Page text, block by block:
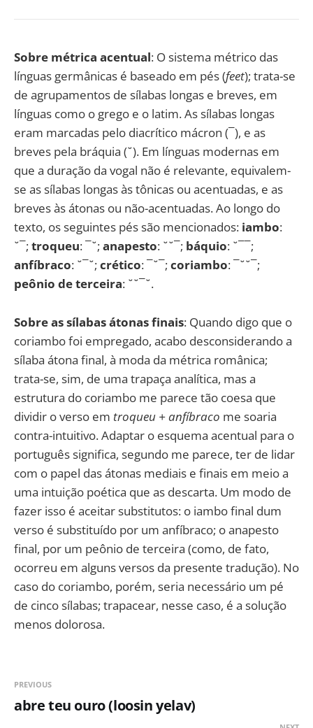
Sobre métrica acentual: O sistema métrico das
línguas germânicas é baseado em pés (feet); trata-se
de agrupamentos de sílabas longas e breves, em
línguas como o grego e o latim. As sílabas longas
eram marcadas pelo diacrítico mácron (¯), e as
breves pela bráquia (˘). Em línguas modernas em
que a duração da vogal não é relevante, equivalem-
se as sílabas longas às tônicas ou acentuadas, e as
breves às átonas ou não-acentuadas. Ao longo do
texto, os seguintes pés são mencionados: iambo:
˘¯; troqueu: ¯˘; anapesto: ˘˘¯; báquio: ˘¯¯;
anfíbraco: ˘¯˘; crético: ¯˘¯; coriambo: ¯˘˘¯;
peônio de terceira: ˘˘¯˘.
Sobre as sílabas átonas finais: Quando digo que o
coriambo foi empregado, acabo desconsiderando a
sílaba átona final, à moda da métrica românica;
trata-se, sim, de uma trapaça analítica, mas a
estrutura do coriambo me parece tão coesa que
dividir o verso em troqueu + anfíbraco me soaria
contra-intuitivo. Adaptar o esquema acentual para o
português significa, segundo me parece, ter de lidar
com o papel das átonas mediais e finais em meio a
uma intuição poética que as descarta. Um modo de
fazer isso é aceitar substitutos: o iambo final dum
verso é substituído por um anfíbraco; o anapesto
final, por um peônio de terceira (como, de fato,
ocorreu em alguns versos da presente tradução). No
caso do coriambo, porém, seria necessário um pé
de cinco sílabas; trapacear, nesse caso, é a solução
menos dolorosa.
PREVIOUS
abre teu ouro (loosin yelav)